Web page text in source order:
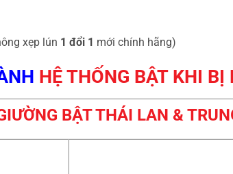
xẹp lún 1 đổi 1 mới chính hãng)
HỆ THỐNG BẬT KHI BỊ
BẬT THÁI LAN &